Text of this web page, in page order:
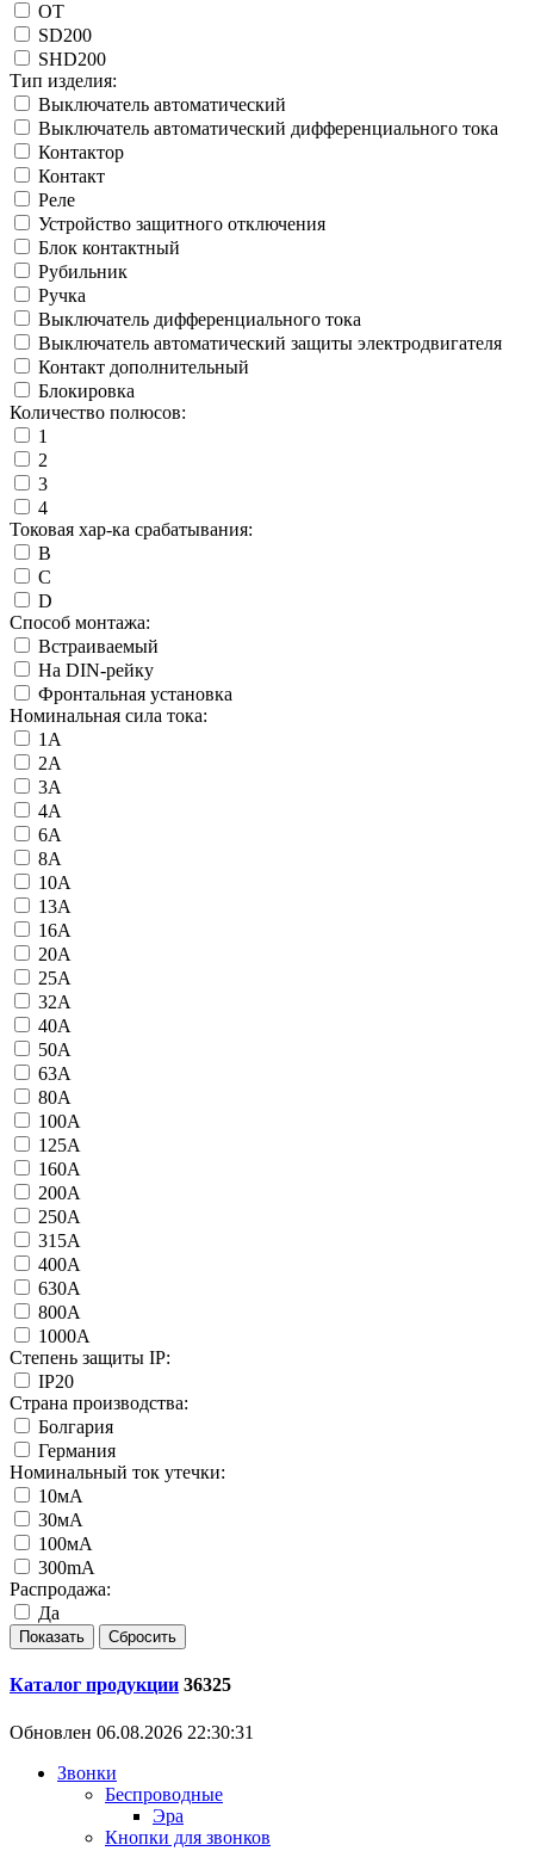
OT
SD200
SHD200
Тип изделия:
Выключатель автоматический
Выключатель автоматический дифференциального тока
Контактор
Контакт
Реле
Устройство защитного отключения
Блок контактный
Рубильник
Ручка
Выключатель дифференциального тока
Выключатель автоматический защиты электродвигателя
Контакт дополнительный
Блокировка
Количество полюсов:
1
2
3
4
Токовая хар-ка срабатывания:
B
C
D
Способ монтажа:
Встраиваемый
На DIN-рейку
Фронтальная установка
Номинальная сила тока:
1А
2А
3А
4А
6А
8А
10А
13А
16А
20А
25А
32А
40А
50А
63А
80А
100А
125А
160А
200А
250А
315А
400А
630А
800А
1000А
Степень защиты IP:
IP20
Страна производства:
Болгария
Германия
Номинальный ток утечки:
10мА
30мА
100мА
300mA
Распродажа:
Да
Каталог продукции 36325
Обновлен 06.08.2026 22:30:31
Звонки
Беспроводные
Эра
Кнопки для звонков